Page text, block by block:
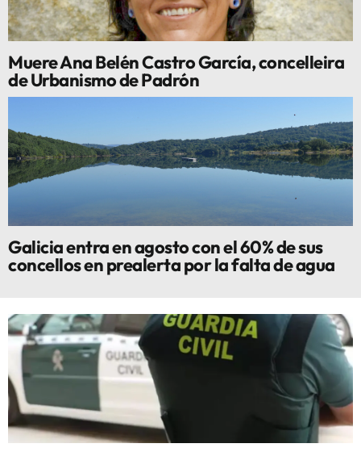
Muere Ana Belén Castro García, concelleira
de Urbanismo de Padrón
Galicia entra en agosto con el 60% de sus
concellos en prealerta por la falta de agua